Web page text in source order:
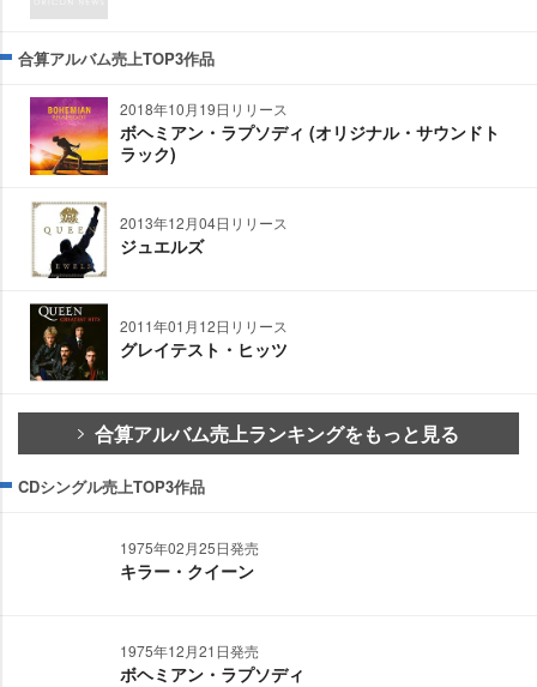
合算アルバム売上TOP3作品
2018年10月19日リリース
ボヘミアン・ラプソディ (オリジナル・サウンドト
ラック)
2013年12月04日リリース
ジュエルズ
2011年01月12日リリース
グレイテスト・ヒッツ
合算アルバム売上ランキングをもっと見る
CDシングル売上TOP3作品
1975年02月25日発売
キラー・クイーン
1975年12月21日発売
ボヘミアン・ラプソディ